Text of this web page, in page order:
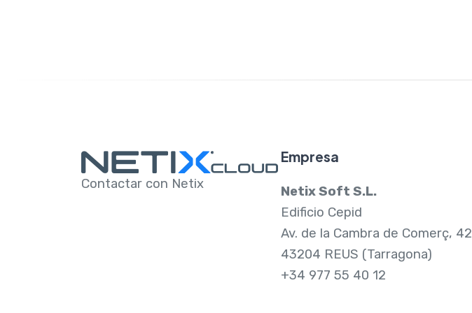
Contactar con Netix
Empresa
Netix Soft S.L.
Edificio Cepid
Av. de la Cambra de Comerç, 42
43204 REUS (Tarragona)
+34 977 55 40 12